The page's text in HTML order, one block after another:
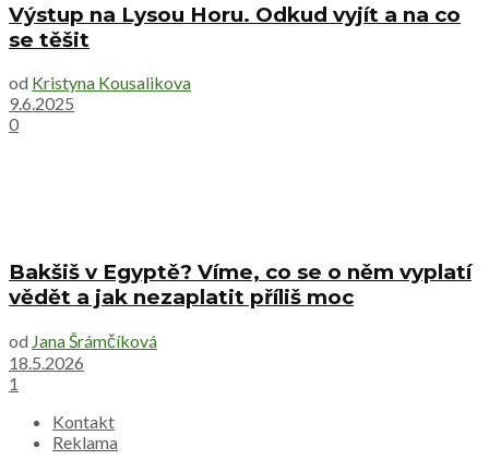
Výstup na Lysou Horu. Odkud vyjít a na co
se těšit
od Kristyna Kousalikova
9.6.2025
0
Bakšiš v Egyptě? Víme, co se o něm vyplatí
vědět a jak nezaplatit příliš moc
od Jana Šrámčíková
18.5.2026
1
Kontakt
Reklama